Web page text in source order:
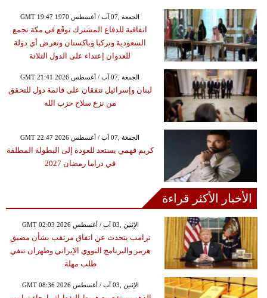
GMT 19:47 1970 الجمعة ,07 آب / أغسطس
اتفاقية للدفاع المشترك توقَع في مكة تجمع
السعودية وتركيا وباكستان وتعرض أي دولة
للعدوان إعتداء على الدول الثلاثة
GMT 21:41 2026 الجمعة ,07 آب / أغسطس
لبنان وإسرائيل تتفقان على قائمة دول للتحقق
من نزع سلاح حزب الله
GMT 22:47 2026 الجمعة ,07 آب / أغسطس
كريم فهمي يستعد للعودة إلى البطولة المطلقة
في دراما رمضان 2027
الأخبار الأكثر قراءة
GMT 02:03 2026 الإثنين ,03 آب / أغسطس
ترامب يتحدث عن اتفاق مرتقب بشأن مضيق
هرمز والبرنامج النووي الإيراني وطهران تنفي
طلب مهلة
GMT 08:36 2026 الإثنين ,03 آب / أغسطس